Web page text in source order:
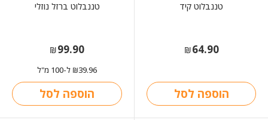
טננבלוט קיד
₪64.90
הוספה לסל
טננבלוט ברזל נוזלי
₪99.90
₪39.96 ל-100 מ"ל
הוספה לסל